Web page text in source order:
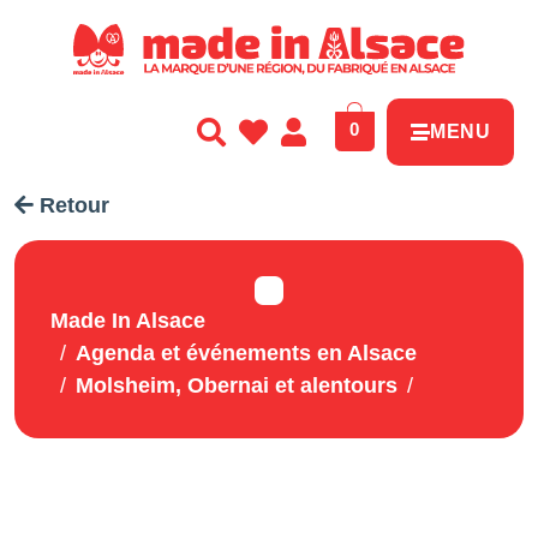
0 MENU
Retour
Made In Alsace
Agenda et événements en Alsace
Molsheim, Obernai et alentours